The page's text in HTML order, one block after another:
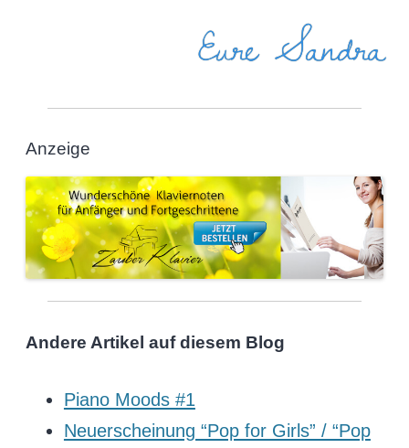
Eure Sandra
Anzeige
Andere Artikel auf diesem Blog
Piano Moods #1
Neuerscheinung “Pop for Girls” / “Pop